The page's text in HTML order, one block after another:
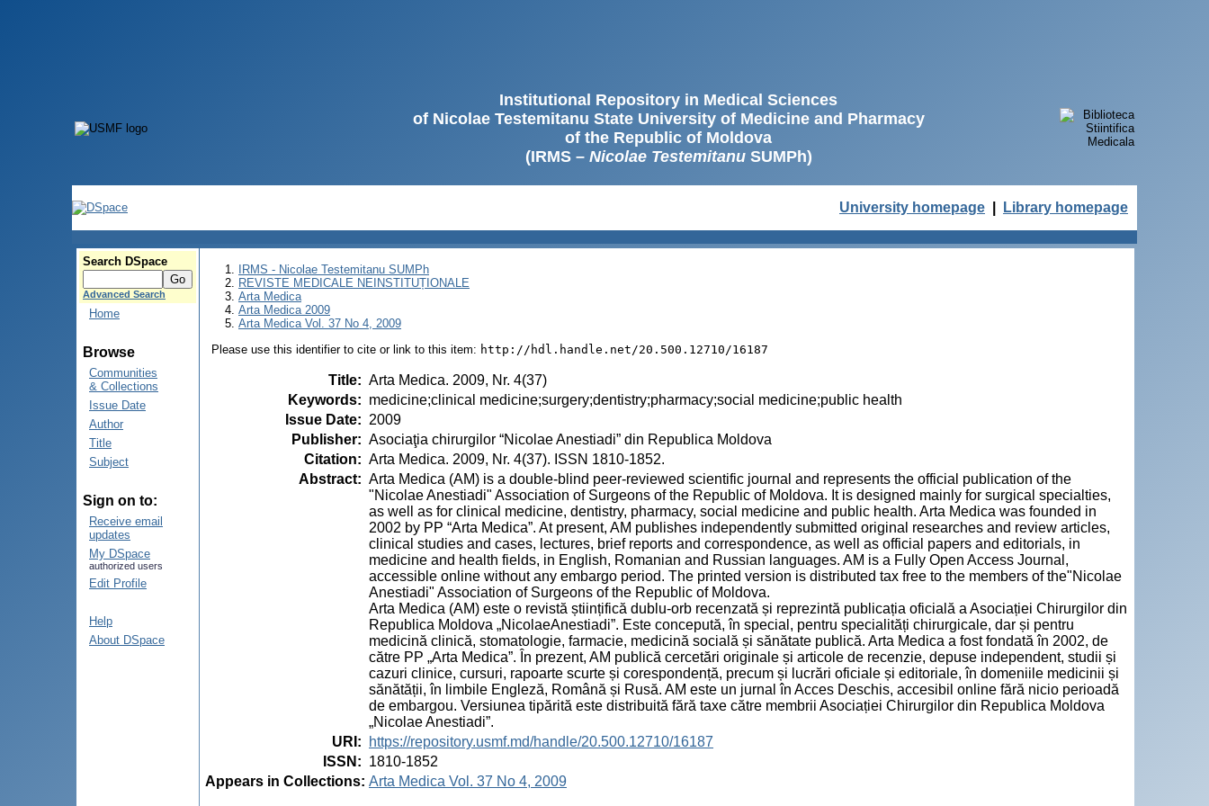
Institutional Repository in Medical Sciences
of Nicolae Testemitanu State University of Medicine and Pharmacy
of the Republic of Moldova
(IRMS – Nicolae TestemitanuSUMPh)
University homepage Library homepage
Search DSpace
Advanced Search
Home
Browse
Communities
& Collections
Issue Date
Author
Title
Subject
Sign on to:
Receive email
updates
My DSpace
authorized users
Edit Profile
Help
About DSpace
IRMS - Nicolae Testemitanu SUMPh
REVISTE MEDICALE NEINSTITUȚIONALE
Arta Medica
Arta Medica 2009
Arta Medica Vol. 37 No 4, 2009
Please use this identifier to cite or link to this item: http://hdl.handle.net/20.500.12710/16187
Title: Arta Medica. 2009, Nr. 4(37)
Keywords: medicine;clinical medicine;surgery;dentistry;pharmacy;social medicine;public health
Issue Date: 2009
Publisher: Asociaţia chirurgilor “Nicolae Anestiadi” din Republica Moldova
Citation: Arta Medica. 2009, Nr. 4(37). ISSN 1810-1852.
Abstract: Arta Medica (AM) is a double-blind peer-reviewed scientific journal and represents the official publication of the
"Nicolae Anestiadi" Association of Surgeons of the Republic of Moldova. It is designed mainly for surgical specialties,
as well as for clinical medicine, dentistry, pharmacy, social medicine and public health. Arta Medica was founded in
2002 by PP “Arta Medica”. At present, AM publishes independently submitted original researches and review articles,
clinical studies and cases, lectures, brief reports and correspondence, as well as official papers and editorials, in
medicine and health fields, in English, Romanian and Russian languages. AM is a Fully Open Access Journal,
accessible online without any embargo period. The printed version is distributed tax free to the members of the"Nicolae
Anestiadi" Association of Surgeons of the Republic of Moldova.
Arta Medica (AM) este o revistă științifică dublu-orb recenzată și reprezintă publicația oficială a Asociației Chirurgilor din
Republica Moldova „NicolaeAnestiadi”. Este concepută, în special, pentru specialități chirurgicale, dar și pentru
medicină clinică, stomatologie, farmacie, medicină socială și sănătate publică. Arta Medica a fost fondată în 2002, de
către PP „Arta Medica”. În prezent, AM publică cercetări originale și articole de recenzie, depuse independent, studii și
cazuri clinice, cursuri, rapoarte scurte și corespondență, precum și lucrări oficiale și editoriale, în domeniile medicinii și
sănătății, în limbile Engleză, Română și Rusă. AM este un jurnal în Acces Deschis, accesibil online fără nicio perioadă
de embargou. Versiunea tipărită este distribuită fără taxe către membrii Asociației Chirurgilor din Republica Moldova
„Nicolae Anestiadi”.
URI :
https://repository.usmf.md/handle/20.500.12710/16187
ISSN : 1810-1852
Appears in Collections: Arta Medica Vol. 37 No 4, 2009